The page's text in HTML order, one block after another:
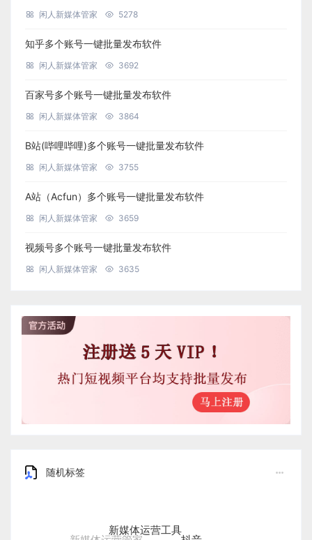
闲人新媒体管家 5278
知乎多个账号一键批量发布软件
闲人新媒体管家 3692
百家号多个账号一键批量发布软件
闲人新媒体管家 3864
B站(哔哩哔哩)多个账号一键批量发布软件
闲人新媒体管家 3755
A站（Acfun）多个账号一键批量发布软件
闲人新媒体管家 3659
视频号多个账号一键批量发布软件
闲人新媒体管家 3635
随机标签
新媒体运营工具
抖音